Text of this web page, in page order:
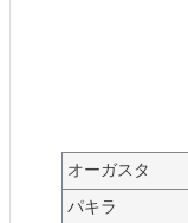
オーガスタ
パキラ